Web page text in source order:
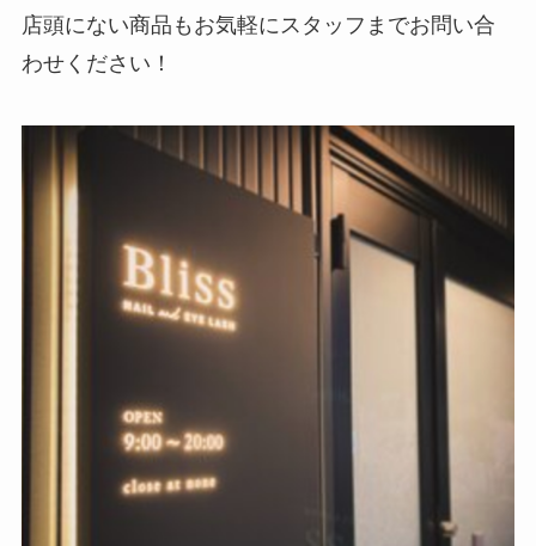
店頭にない商品もお気軽にスタッフまでお問い合
わせください！